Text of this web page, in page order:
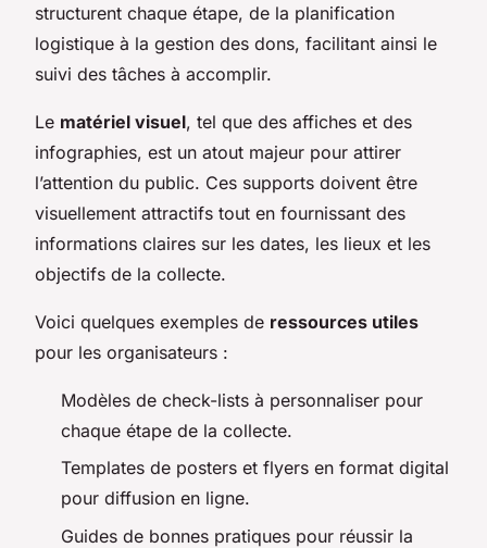
structurent chaque étape, de la planification
logistique à la gestion des dons, facilitant ainsi le
suivi des tâches à accomplir.
Le matériel visuel, tel que des affiches et des
infographies, est un atout majeur pour attirer
l’attention du public. Ces supports doivent être
visuellement attractifs tout en fournissant des
informations claires sur les dates, les lieux et les
objectifs de la collecte.
Voici quelques exemples de ressources utiles
pour les organisateurs :
Modèles de check-lists à personnaliser pour
chaque étape de la collecte.
Templates de posters et flyers en format digital
pour diffusion en ligne.
Guides de bonnes pratiques pour réussir la